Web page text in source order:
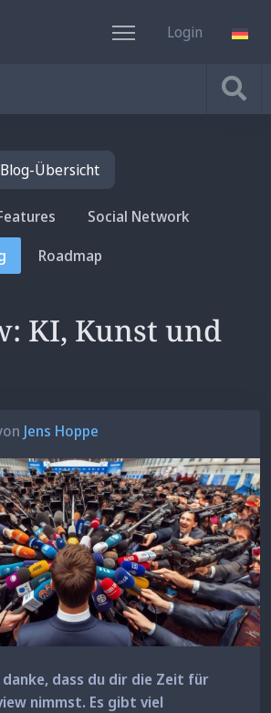
Login
DE
Übersicht
Social Network
Roadmap
KI, Kunst und
Jens Hoppe
danke, dass du dir die Zeit für
nimmst. Es gibt viel